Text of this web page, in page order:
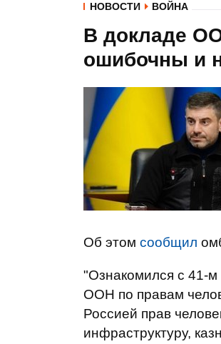
НОВОСТИ ВОЙНА
В докладе
ошибочны и
Об этом сообщил
"Ознакомился с 41-м
ООН по правам
Россией прав
инфраструктуру,